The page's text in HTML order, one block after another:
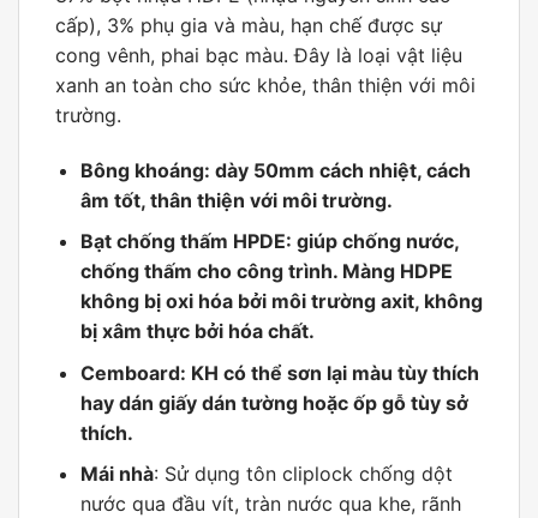
cấp), 3% phụ gia và màu, hạn chế được sự
cong vênh, phai bạc màu. Đây là loại vật liệu
xanh an toàn cho sức khỏe, thân thiện với môi
trường.
Bông khoáng: dày 50mm cách nhiệt, cách
âm tốt, thân thiện với môi trường.
Bạt chống thấm HPDE: giúp chống nước,
chống thấm cho công trình. Màng HDPE
không bị oxi hóa bởi môi trường axit, không
bị xâm thực bởi hóa chất.
Cemboard: KH có thể sơn lại màu tùy thích
hay dán giấy dán tường hoặc ốp gỗ tùy sở
thích.
Mái nhà: Sử dụng tôn cliplock chống dột
nước qua đầu vít, tràn nước qua khe, rãnh